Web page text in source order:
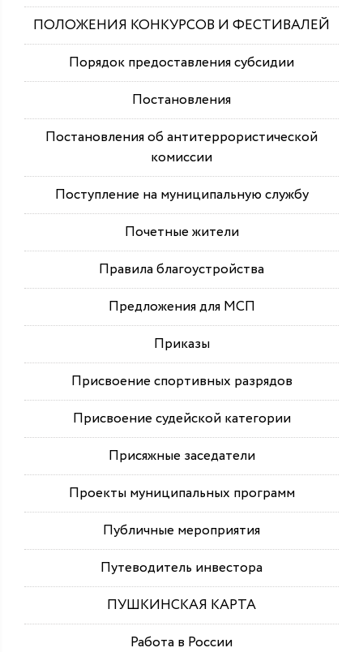
ПОЛОЖЕНИЯ КОНКУРСОВ И ФЕСТИВАЛЕЙ
Порядок предоставления субсидии
Постановления
Постановления об антитеррористической
комиссии
Поступление на муниципальную службу
Почетные жители
Правила благоустройства
Предложения для МСП
Приказы
Присвоение спортивных разрядов
Присвоение судейской категории
Присяжные заседатели
Проекты муниципальных программ
Публичные мероприятия
Путеводитель инвестора
ПУШКИНСКАЯ КАРТА
Работа в России